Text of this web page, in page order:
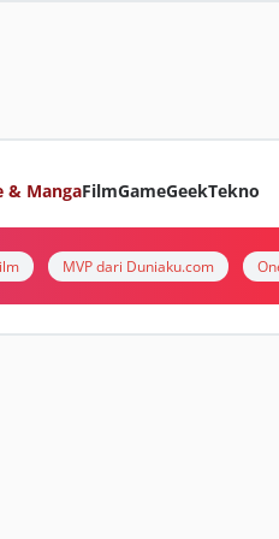
& MangaFilmGameGeekTekno
MVP dari Duniaku.com